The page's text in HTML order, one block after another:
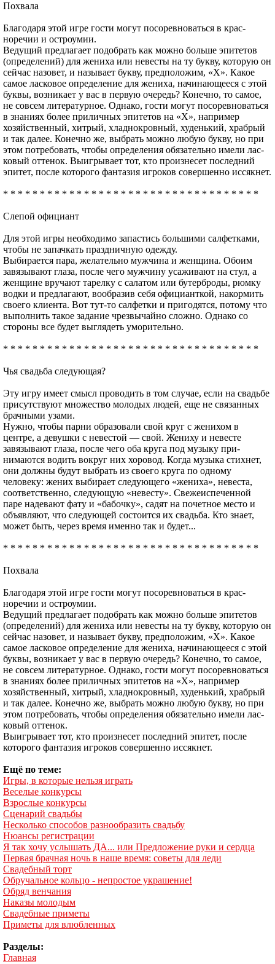
Похвала
Благодаря этой игре гости могут посоревноваться в крас­
норечии и остроумии.
Ведущий предлагает подобрать как можно больше эпи­тетов
(определений) для жениха или невесты на ту букву, которую он
сейчас назовет, и называет букву, предполо­жим, «X». Какое
самое ласковое определение для жени­ха, начинающееся с этой
буквы, возникает у вас в первую очередь? Конечно, то самое,
не совсем литературное. Од­нако, гости могут посоревноваться
в знаниях более при­личных эпитетов на «X», например
хозяйственный, хит­рый, хладнокровный, худенький, храбрый
и так далее. Конечно же, выбрать можно любую букву, но при
этом потребовать, чтобы определения обязательно имели лас­
ковый оттенок. Выигрывает тот, кто произнесет последний
эпитет, пос­ле которого фантазия игроков совершенно иссякнет.
* * * * * * * * * * * * * * * * * * * * * * * * * * * * * * * * * * *
Слепой официант
Для этой игры необходимо запастись большими салфет­ками,
чтобы не запачкать праздничную одежду.
Выбирается пара, желательно мужчина и женщина. Обоим
завязывают глаза, после чего мужчину усаживают на стул, а
женщине вручают тарелку с салатом или бутер­броды, рюмку
водки и предлагают, вообразив себя офици­анткой, накормить
своего клиента. Вот тут-то салфетки и пригодятся, потому что
выполнить такое задание чрезвы­чайно сложно. Однако со
стороны все будет выглядеть умо­рительно.
* * * * * * * * * * * * * * * * * * * * * * * * * * * * * * * * * * *
Чья свадьба следующая?
Эту игру имеет смысл проводить в том случае, если на свадьбе
присутствуют множество молодых людей, еще не связанных
брачными узами.
Нужно, чтобы парни образовали свой круг с женихом в
центре, а девушки с невестой — свой. Жениху и невесте
завязывают глаза, после чего оба круга под музыку при­
нимаются водить вокруг них хоровод. Когда музыка стих­нет,
они должны будут выбрать из своего круга по одному
человеку: жених выбирает следующего «жениха», невес­та,
соответственно, следующую «невесту». Свежеиспечен­ной
паре надевают фату и «бабочку», садят на почетное место и
объявляют, что следующей состоится их свадьба. Кто знает,
может быть, через время именно так и будет...
* * * * * * * * * * * * * * * * * * * * * * * * * * * * * * * * * * *
Похвала
Благодаря этой игре гости могут посоревноваться в крас­
норечии и остроумии.
Ведущий предлагает подобрать как можно больше эпи­тетов
(определений) для жениха или невесты на ту букву, которую он
сейчас назовет, и называет букву, предполо­жим, «X». Какое
самое ласковое определение для жени­ха, начинающееся с этой
буквы, возникает у вас в первую очередь? Конечно, то самое,
не совсем литературное. Од­нако, гости могут посоревноваться
в знаниях более при­личных эпитетов на «X», например
хозяйственный, хит­рый, хладнокровный, худенький, храбрый
и так далее. Конечно же, выбрать можно любую букву, но при
этом потребовать, чтобы определения обязательно имели лас­
ковый оттенок.
Выигрывает тот, кто произнесет последний эпитет, пос­ле
которого фантазия игроков совершенно иссякнет.
Ещё по теме:
Игры, в которые нельзя играть
Веселые конкурсы
Взрослые конкурсы
Сценарий свадьбы
Несколько способов разнообразить свадьбу
Нюансы регистрации
Я так хочу услышать ДА... или Предложение руки и сердца
Первая брачная ночь в наше время: советы для леди
Свадебный торт
Обручальное кольцо - непростое украшение!
Обряд венчания
Наказы молодым
Свадебные приметы
Приметы для влюбленных
Разделы:
Главная